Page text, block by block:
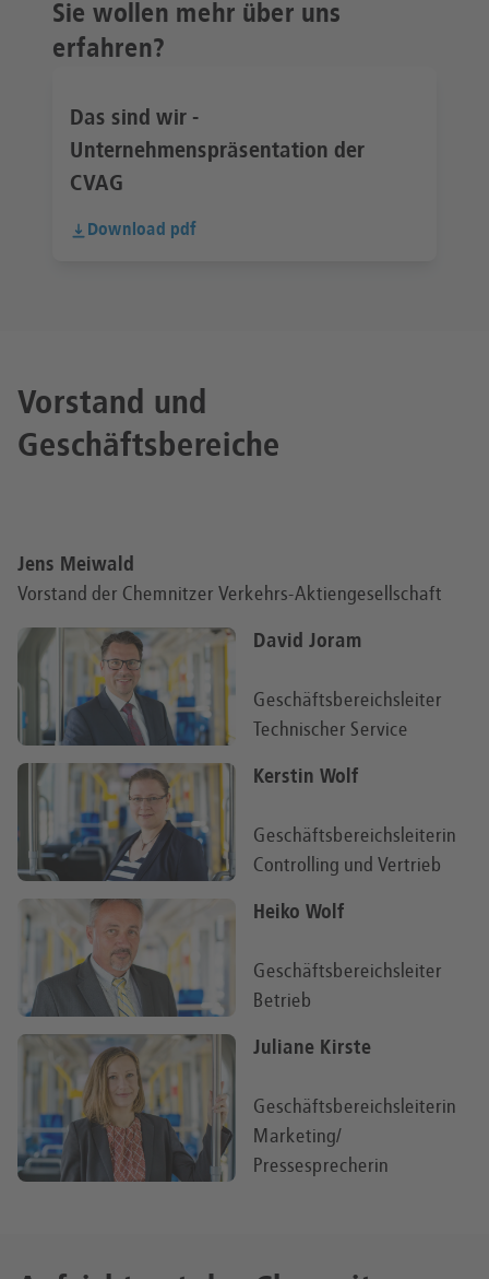
Sie wollen mehr über uns
erfahren?
Das sind wir -
Unternehmenspräsentation der
CVAG
Download pdf
Vorstand und
Geschäftsbereiche
Jens Meiwald
Vorstand der Chemnitzer Verkehrs-Aktiengesellschaft
David Joram
Geschäftsbereichsleiter
Technischer Service
Kerstin Wolf
Geschäftsbereichsleiterin
Controlling und Vertrieb
Heiko Wolf
Geschäftsbereichsleiter
Betrieb
Juliane Kirste
Geschäftsbereichsleiterin
Marketing/
Pressesprecherin